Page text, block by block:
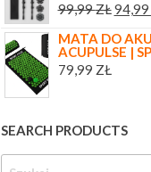
99,99ZŁ94,99
MATA DO
ACUPULSE |
79,99 ZŁ
SEARCH PRODUCTS